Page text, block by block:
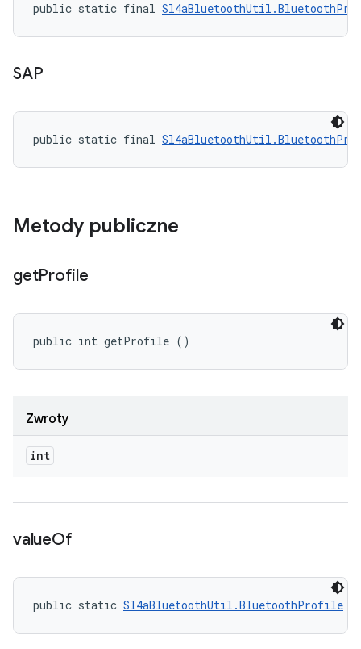
public static final
SAP
public static final
Metody publiczne
getProfile
public int getProfile ()
Zwroty
int
valueOf
public static Sl4aBluetoothUtil.BluetoothProfile